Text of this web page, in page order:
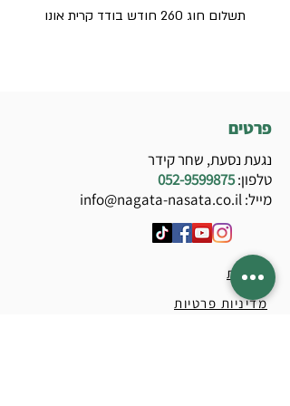
תשלום חוג 260 חודש בודד קרית אונו
פרטים
נגעת נסעת, שחר קידר
טלפון:052-9599875
מייל:info@nagata-nasata.co.il
נגישות
מדיניות פרטיות